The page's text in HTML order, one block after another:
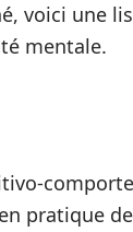
voici une
mentale.
pratique de